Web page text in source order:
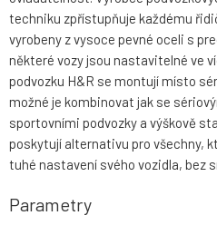
techniku zpřístupňuje každému
vyrobeny z vysoce pevné oceli s
některé vozy jsou nastavitelné ve
podvozku H&R se montují místo
možné je kombinovat jak se
sportovními podvozky a výškově
poskytují alternativu pro všechny,
tuhé nastavení svého vozidla, bez
Parametry